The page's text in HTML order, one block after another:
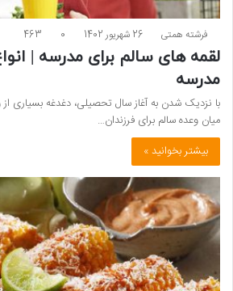
فرشته همتی 26 شهریور 1402 0
463
لقمه های سالم برای مدرسه |
مدرسه
با نزدیک شدن به آغاز سال تحصیلی، دغدغه بسیاری
میان وعده سالم برای فرزندان…
بیشتر بخوانید »